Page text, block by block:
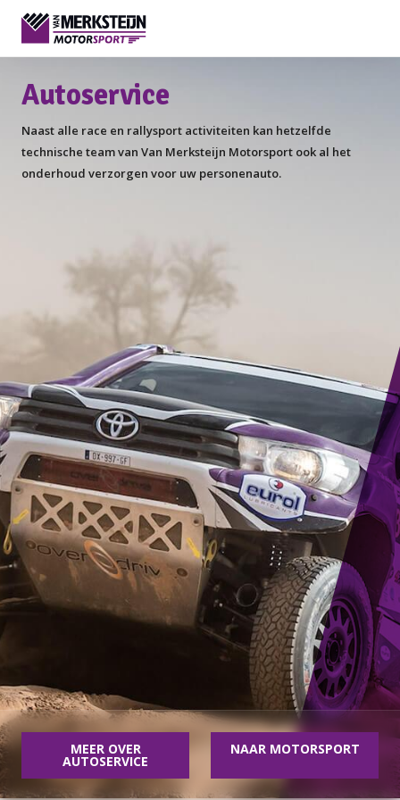
Autoservice
Naast alle race en rallysport activiteiten kan hetzelfde
technische team van Van Merksteijn Motorsport ook al het
onderhoud verzorgen voor uw personenauto.
MEER OVER
AUTOSERVICE
NAAR MOTORSPORT